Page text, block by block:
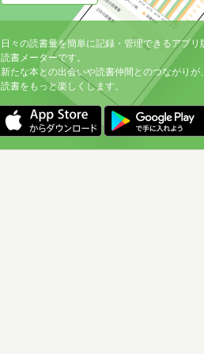
日々の読書量を簡単に記録・管理できるアプリ
読書メーターです。
新たな本との出会いや読書仲間とのつながりが
読書をもっと楽しくします。